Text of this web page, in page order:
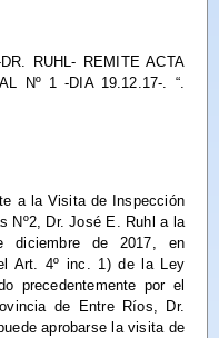
RUHL- REMITE ACTA
Nº 1 -DIA 19.12.17-. “.
a la Visita de Inspección
Nº2, Dr. José E. Ruhl a la
diciembre de 2017, en
Art. 4º inc. 1) de la Ley
precedentemente por el
de Entre Ríos, Dr.
aprobarse la visita de